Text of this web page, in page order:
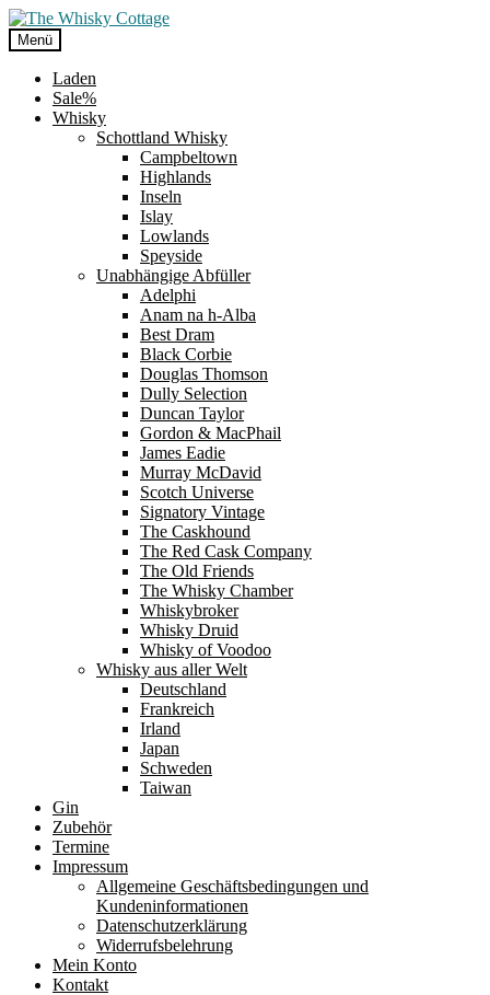
Zur
Navigation
springen
Zum
Inhalt
springen
Menü
Laden
Sale%
Whisky
Schottland Whisky
Campbeltown
Highlands
Inseln
Islay
Lowlands
Speyside
Unabhängige Abfüller
Adelphi
Anam na h-Alba
Best Dram
Black Corbie
Douglas Thomson
Dully Selection
Duncan Taylor
Gordon & MacPhail
James Eadie
Murray McDavid
Scotch Universe
Signatory Vintage
The Caskhound
The Red Cask Company
The Old Friends
The Whisky Chamber
Whiskybroker
Whisky Druid
Whisky of Voodoo
Whisky aus aller Welt
Deutschland
Frankreich
Irland
Japan
Schweden
Taiwan
Gin
Zubehör
Termine
Impressum
Allgemeine Geschäftsbedingungen und
Kundeninformationen
Datenschutzerklärung
Widerrufsbelehrung
Mein Konto
Kontakt